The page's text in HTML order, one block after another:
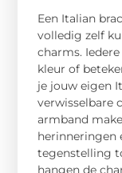
Een Italian
volledig zelf
charms.
kleur of
je jouw eigen
verwisselbare
armband
herinneringen
tegenstelling
hangen de